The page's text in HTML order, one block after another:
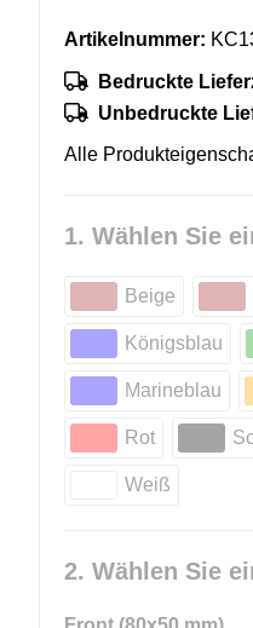
Artikelnummer:
Bedruckte
Unbedruckte
Alle
1. Wählen Sie
Beige
Königsblau
Marineblau
Rot
Weiß
2. Wählen Sie